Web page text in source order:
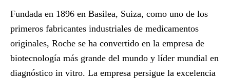
Fundada en 1896 en Basilea, Suiza, como uno de los
primeros fabricantes industriales de medicamentos
originales, Roche se ha convertido en la empresa de
biotecnología más grande del mundo y líder mundial en
diagnóstico in vitro. La empresa persigue la excelencia